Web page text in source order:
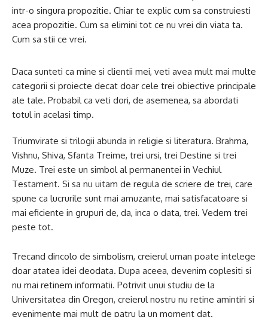
intr-o singura propozitie. Chiar te explic cum sa construiesti
acea propozitie. Cum sa elimini tot ce nu vrei din viata ta.
Cum sa stii ce vrei.
Daca sunteti ca mine si clientii mei, veti avea mult mai multe
categorii si proiecte decat doar cele trei obiective principale
ale tale. Probabil ca veti dori, de asemenea, sa abordati
totul in acelasi timp.
Triumvirate si trilogii abunda in religie si literatura. Brahma,
Vishnu, Shiva, Sfanta Treime, trei ursi, trei Destine si trei
Muze. Trei este un simbol al permanentei in Vechiul
Testament. Si sa nu uitam de regula de scriere de trei, care
spune ca lucrurile sunt mai amuzante, mai satisfacatoare si
mai eficiente in grupuri de, da, inca o data, trei. Vedem trei
peste tot.
Trecand dincolo de simbolism, creierul uman poate intelege
doar atatea idei deodata. Dupa aceea, devenim coplesiti si
nu mai retinem informatii. Potrivit unui studiu de la
Universitatea din Oregon, creierul nostru nu retine amintiri si
evenimente mai mult de patru la un moment dat.